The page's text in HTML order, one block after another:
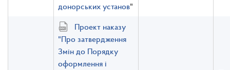
донорських установ"
Проект наказу
"Про затвердження
Змін до Порядку
оформлення і